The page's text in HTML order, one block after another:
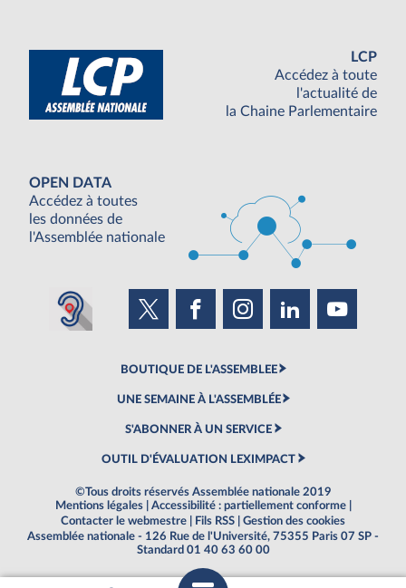
LCP
Accédez à toute
l'actualité de
la Chaine Parlementaire
OPEN DATA
Accédez à toutes
les données de
l'Assemblée nationale
BOUTIQUE DE L'ASSEMBLEE
UNE SEMAINE À L'ASSEMBLÉE
S'ABONNER À UN SERVICE
OUTIL D'ÉVALUATION LEXIMPACT
©Tous droits réservés Assemblée nationale 2019
Mentions légales
Accessibilité : partiellement conforme
Contacter le webmestre
Fils RSS
Gestion des cookies
Assemblée nationale - 126 Rue de l'Université, 75355 Paris 07 SP -
Standard 01 40 63 60 00